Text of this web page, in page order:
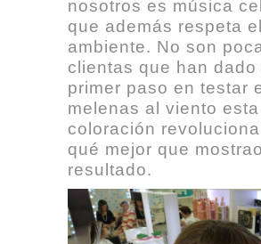
nosotros es música
que además respeta
ambiente. No son
clientas que han dado
primer paso en testar
melenas al viento esta
coloración
qué mejor que
resultado.